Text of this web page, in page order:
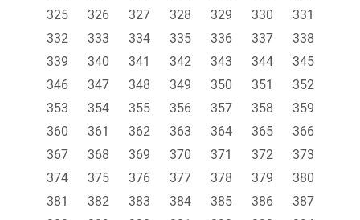
325
326 327 328 329 330
331
332
333 334 335 336 337
338
339
340 341 342 343 344
345
346
347 348 349 350 351
352
353
354 355 356 357 358
359
360
361 362 363 364 365
366
367
368 369 370 371 372
373
374
375 376 377 378 379
380
381
382 383 384 385 386
387